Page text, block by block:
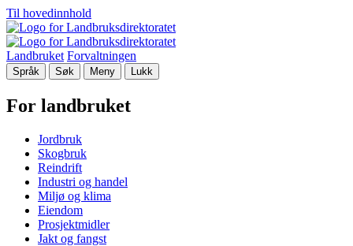
Til hovedinnhold
Landbruket Forvaltningen
Språk Søk Meny Lukk
For landbruket
Jordbruk
Skogbruk
Reindrift
Industri og handel
Miljø og klima
Eiendom
Prosjektmidler
Jakt og fangst